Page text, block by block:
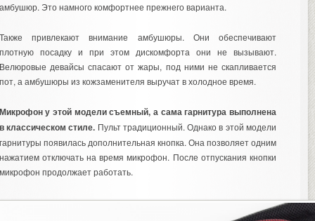
Это намного комфортнее прежнего варианта.
привлекают внимание амбушюры. Они обеспечивают
посадку и при этом дискомфорта они не вызывают.
девайсы спасают от жары, под ними не скапливается
а амбушюры из кожзаменителя выручат в холодное время.
у этой модели съемный, а сама гарнитура выполнена
классическом стиле. Пульт традиционный. Однако в этой модели
появилась дополнительная кнопка. Она позволяет одним
отключать на время микрофон. После отпускания кнопки
продолжает работать.